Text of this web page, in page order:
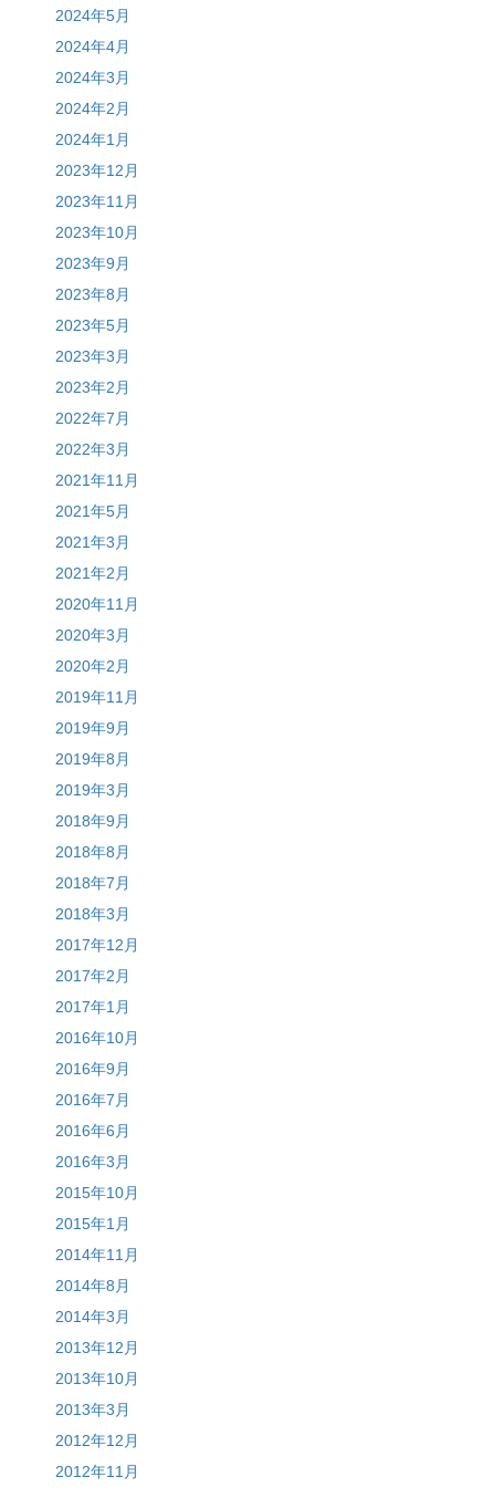
2024年5月
2024年4月
2024年3月
2024年2月
2024年1月
2023年12月
2023年11月
2023年10月
2023年9月
2023年8月
2023年5月
2023年3月
2023年2月
2022年7月
2022年3月
2021年11月
2021年5月
2021年3月
2021年2月
2020年11月
2020年3月
2020年2月
2019年11月
2019年9月
2019年8月
2019年3月
2018年9月
2018年8月
2018年7月
2018年3月
2017年12月
2017年2月
2017年1月
2016年10月
2016年9月
2016年7月
2016年6月
2016年3月
2015年10月
2015年1月
2014年11月
2014年8月
2014年3月
2013年12月
2013年10月
2013年3月
2012年12月
2012年11月